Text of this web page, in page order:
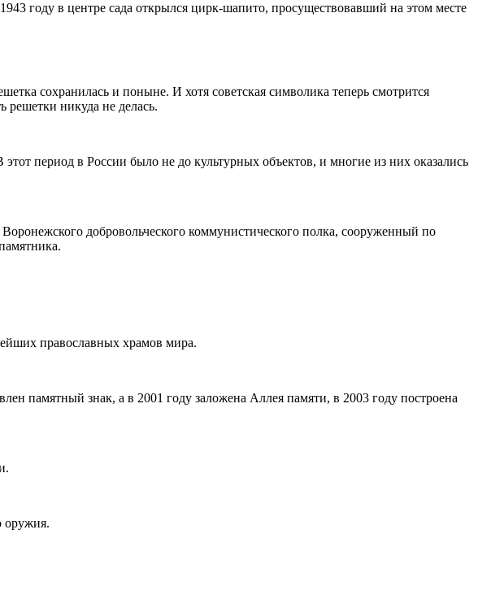
году в центре сада открылся цирк-шапито, просуществовавший на этом месте
сохранилась и поныне. И хотя советская символика теперь смотрится
решетки никуда не делась.
период в России было не до культурных объектов, и многие из них оказались
добровольческого коммунистического полка, сооруженный по
православных храмов мира.
памятный знак, а в 2001 году заложена Аллея памяти, в 2003 году построена
оружия.